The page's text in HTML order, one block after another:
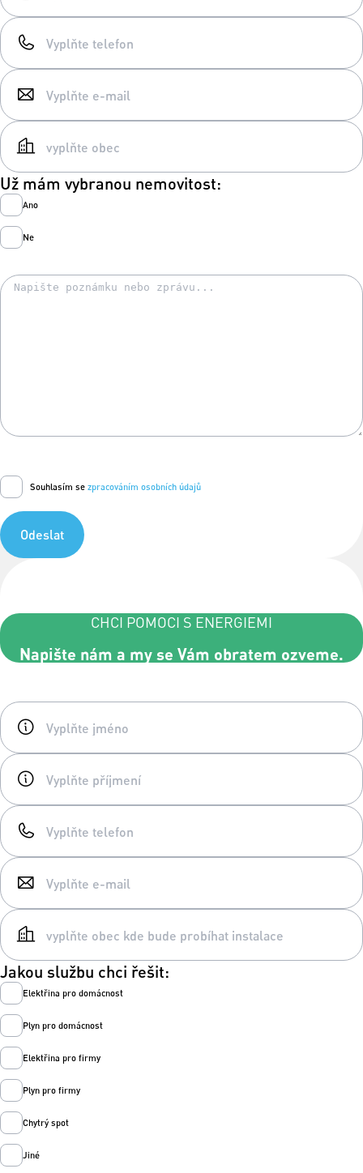
Už mám vybranou nemovitost:
Ano
Ne
Souhlasím se zpracováním osobních údajů
Odeslat
CHCI POMOCI S ENERGIEMI
Napište nám a my se Vám obratem ozveme.
Jakou službu chci řešit:
Elektřina pro domácnost
Plyn pro domácnost
Elektřina pro firmy
Plyn pro firmy
Chytrý spot
Jiné